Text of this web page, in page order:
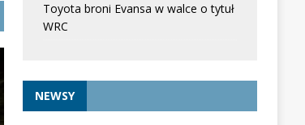
Toyota broni Evansa w walce o tytuł
WRC
NEWSY